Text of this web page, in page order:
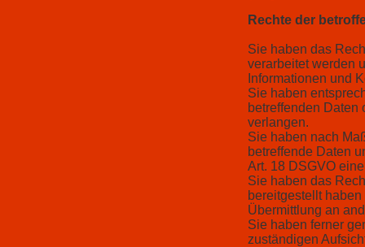
Rechte der
Sie haben das
verarbeitet werden
Informationen und
Sie haben
betreffenden Daten
verlangen.
Sie haben nach
betreffende Daten
Art. 18 DSGVO
Sie haben das
bereitgestellt
Übermittlung an
Sie haben ferner
zuständigen